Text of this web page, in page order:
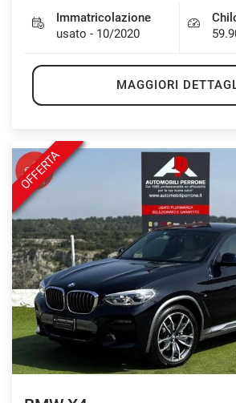
Immatricolazione
usato - 10/2020
MAGGIORI
OFFERTA